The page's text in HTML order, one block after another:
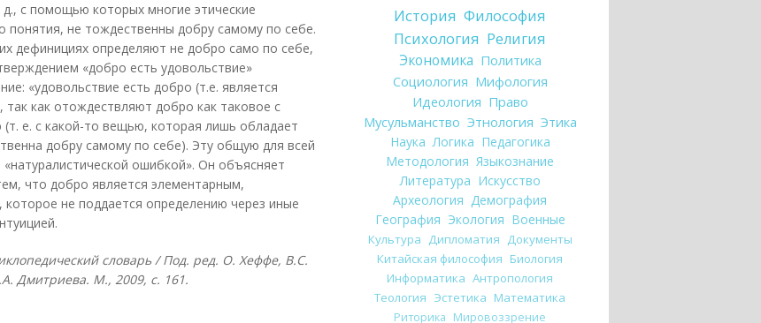
д., с помощью которых многие этические
понятия, не тождественны добру самому по себе.
дефинициях определяют не добро само по себе,
«добро есть удовольствие»
«удовольствие есть добро (т.е. является
как отождествляют добро как таковое с
е. с какой-то вещью, которая лишь обладает
добру самому по себе). Эту общую для всей
ошибкой». Он объясняет
что добро является элементарным,
не поддается определению через иные
словарь / Под. ред. О. Хеффе, В.С.
Дмитриева. М., 2009, с. 161.
История Философия
Психология Религия
Экономика Политика
Социология Мифология
Идеология Право
Мусульманство Этнология Этика
Наука Логика Педагогика
Методология Языкознание
Литература Искусство
Археология Демография
География Экология Военные
Культура Дипломатия Документы
Китайская философия Биология
Информатика Антропология
Теология Эстетика Математика
Риторика Мировоззрение